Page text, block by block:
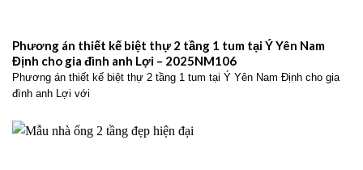
Phương án thiết kế biệt thự 2 tầng 1 tum tại Ý Yên Nam
Định cho gia đình anh Lợi – 2025NM106
Phương án thiết kế biệt thự 2 tầng 1 tum tại Ý Yên Nam Định cho gia
đình anh Lợi với